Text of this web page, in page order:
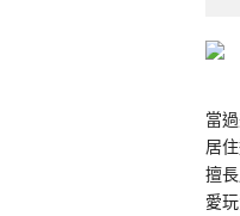
當
居
擅
愛